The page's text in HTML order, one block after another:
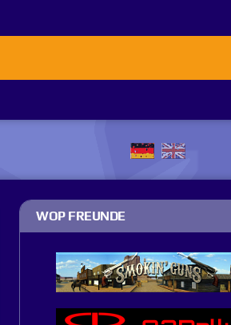
WOP FREUNDE